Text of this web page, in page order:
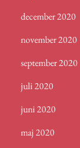
december 2020
november 2020
september 2020
juli 2020
juni 2020
maj 2020